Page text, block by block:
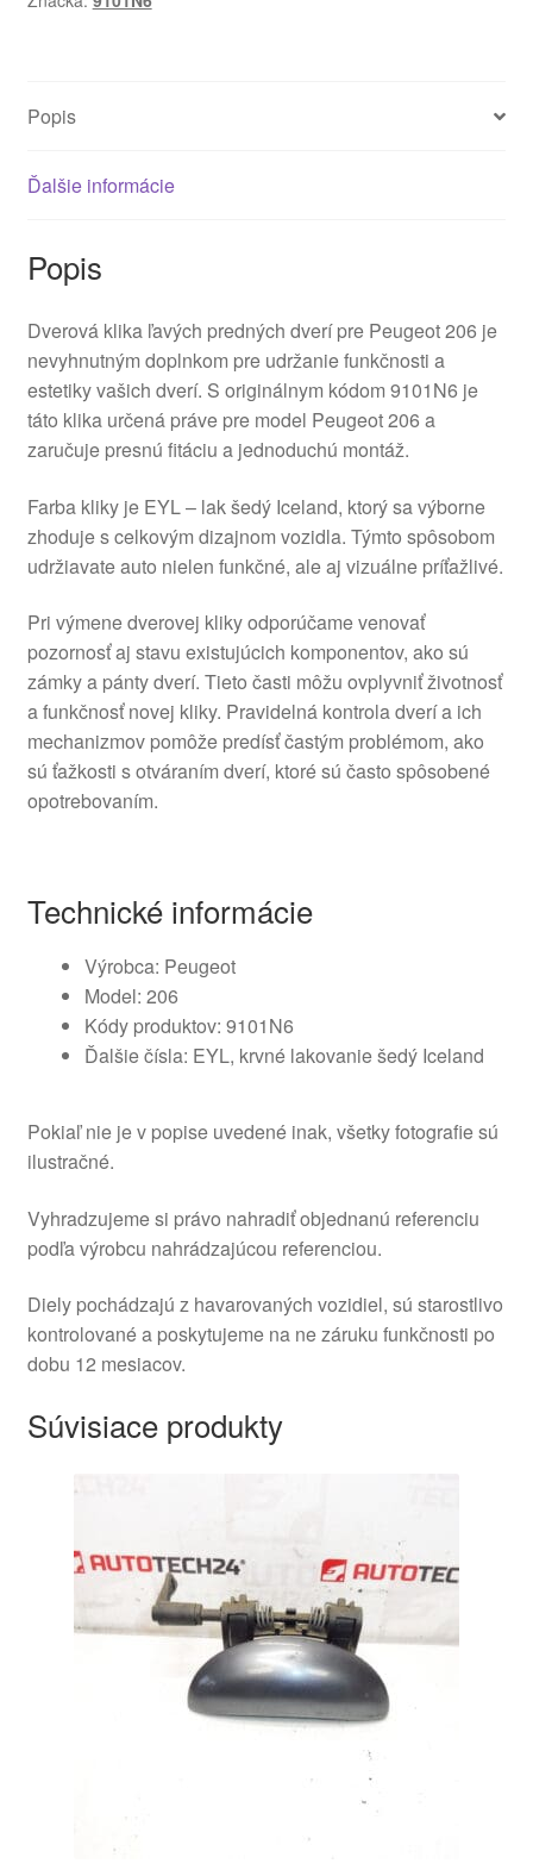
Popis
Ďalšie informácie
Popis
Dverová klika ľavých predných dverí pre Peugeot 206 je
nevyhnutným doplnkom pre udržanie funkčnosti a
estetiky vašich dverí. S originálnym kódom 9101N6 je
táto klika určená práve pre model Peugeot 206 a
zaručuje presnú fitáciu a jednoduchú montáž.
Farba kliky je EYL – lak šedý Iceland, ktorý sa výborne
zhoduje s celkovým dizajnom vozidla. Týmto spôsobom
udržiavate auto nielen funkčné, ale aj vizuálne príťažlivé.
Pri výmene dverovej kliky odporúčame venovať
pozornosť aj stavu existujúcich komponentov, ako sú
zámky a pánty dverí. Tieto časti môžu ovplyvniť životnosť
a funkčnosť novej kliky. Pravidelná kontrola dverí a ich
mechanizmov pomôže predísť častým problémom, ako
sú ťažkosti s otváraním dverí, ktoré sú často spôsobené
opotrebovaním.
Technické informácie
Výrobca: Peugeot
Model: 206
Kódy produktov: 9101N6
Ďalšie čísla: EYL, krvné lakovanie šedý Iceland
Pokiaľ nie je v popise uvedené inak, všetky fotografie sú
ilustračné.
Vyhradzujeme si právo nahradiť objednanú referenciu
podľa výrobcu nahrádzajúcou referenciou.
Diely pochádzajú z havarovaných vozidiel, sú starostlivo
kontrolované a poskytujeme na ne záruku funkčnosti po
dobu 12 mesiacov.
Súvisiace produkty